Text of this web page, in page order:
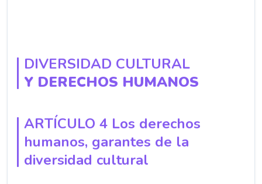
DIVERSIDAD CULTURAL
Y DERECHOS HUMANOS
ARTÍCULO 4 Los derechos
humanos, garantes de la
diversidad cultural